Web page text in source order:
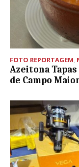
FOTO REPORTAGEM,
Azeitona
de Campo